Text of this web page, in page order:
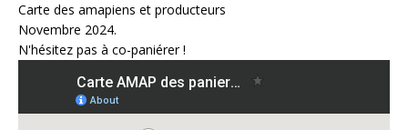
Carte des amapiens et producteurs
Novembre 2024.
N'hésitez pas à co-paniérer !